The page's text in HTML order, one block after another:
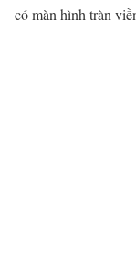
có màn hình tràn